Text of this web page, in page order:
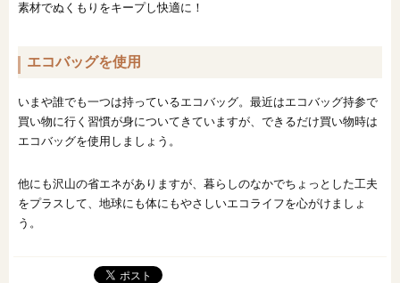
素材でぬくもりをキープし快適に！
エコバッグを使用
いまや誰でも一つは持っているエコバッグ。最近はエコバッグ持参で
買い物に行く習慣が身についてきていますが、できるだけ買い物時は
エコバッグを使用しましょう。
他にも沢山の省エネがありますが、暮らしのなかでちょっとした工夫
をプラスして、地球にも体にもやさしいエコライフを心がけましょ
う。